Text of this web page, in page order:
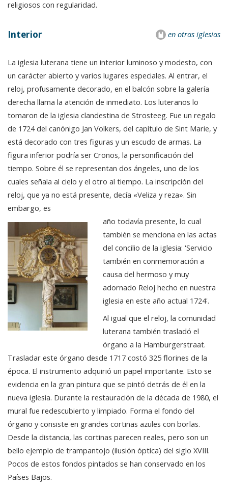
religiosos con regularidad.
en otras iglesias
Interior
La iglesia luterana tiene un interior luminoso y modesto, con
un carácter abierto y varios lugares especiales. Al entrar, el
reloj, profusamente decorado, en el balcón sobre la galería
derecha llama la atención de inmediato. Los luteranos lo
tomaron de la iglesia clandestina de Strosteeg. Fue un regalo
de 1724 del canónigo Jan Volkers, del capítulo de Sint Marie, y
está decorado con tres figuras y un escudo de armas. La
figura inferior podría ser Cronos, la personificación del
tiempo. Sobre él se representan dos ángeles, uno de los
cuales señala al cielo y el otro al tiempo. La inscripción del
reloj, que ya no está presente, decía «Veliza y reza». Sin
embargo, es
año todavía presente, lo cual
también se menciona en las actas
del concilio de la iglesia: 'Servicio
también en conmemoración a
causa del hermoso y muy
adornado Reloj hecho en nuestra
iglesia en este año actual 1724'.
Al igual que el reloj, la comunidad
luterana también trasladó el
órgano a la Hamburgerstraat.
Trasladar este órgano desde 1717 costó 325 florines de la
época. El instrumento adquirió un papel importante. Esto se
evidencia en la gran pintura que se pintó detrás de él en la
nueva iglesia. Durante la restauración de la década de 1980, el
mural fue redescubierto y limpiado. Forma el fondo del
órgano y consiste en grandes cortinas azules con borlas.
Desde la distancia, las cortinas parecen reales, pero son un
bello ejemplo de trampantojo (ilusión óptica) del siglo XVIII.
Pocos de estos fondos pintados se han conservado en los
Países Bajos.